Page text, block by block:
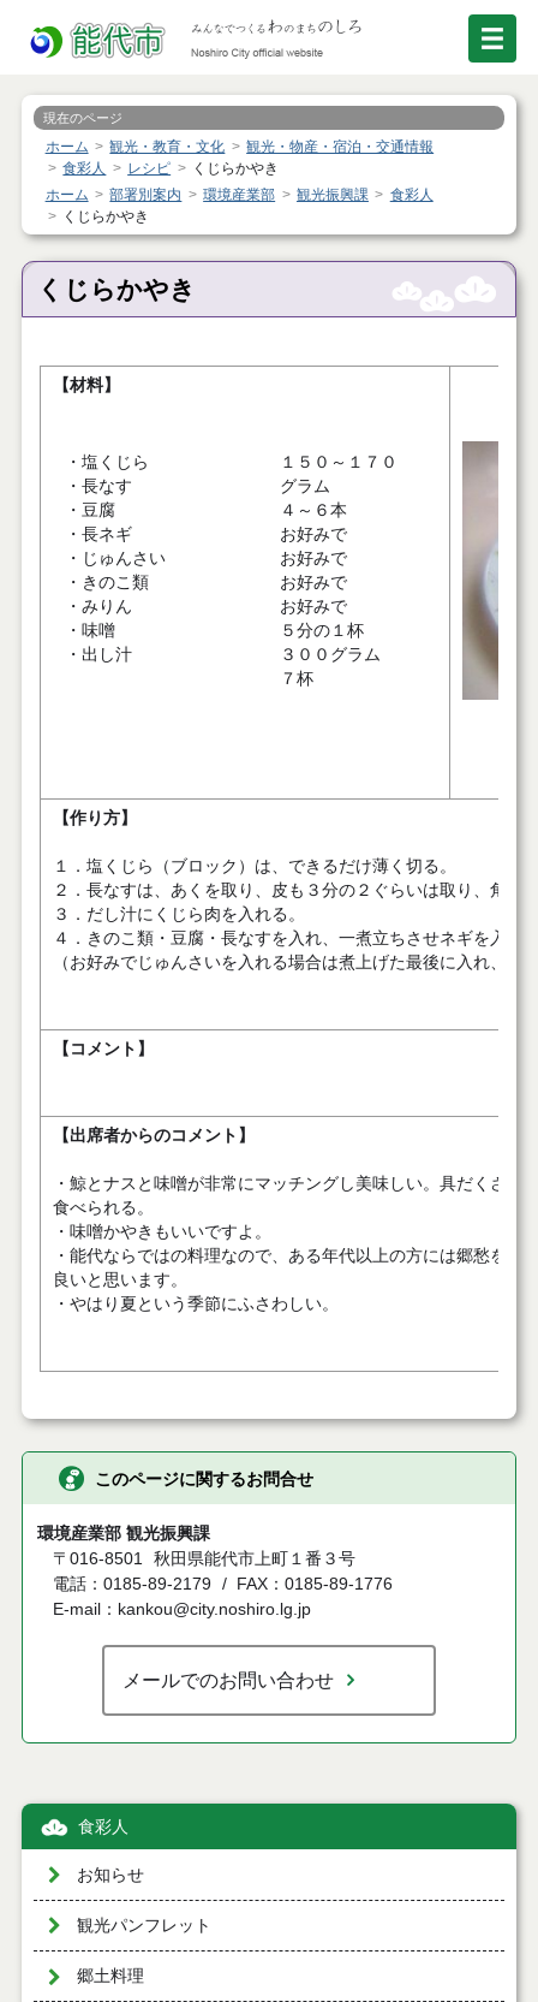
現在のページ
ホーム 観光・教育・文化
観光・物産・宿泊・交通情報
食彩人
レシピ
くじらかやき
ホーム
部署別案内 環境産業部 観光振興課
食彩人
くじらかやき
くじらかやき
【材料】
・塩くじら
・長なす
・豆腐
・長ネギ
・じゅんさい
・きのこ類
・みりん
・味噌
・出し汁
１５０～１７０
グラム
４～６本
お好みで
お好みで
お好みで
お好みで
５分の１杯
３００グラム
７杯
【作り方】
１．塩くじら（ブロック）は、できるだけ薄く切る。
２．長なすは、あくを取り、皮も３分の２ぐらいは取り、角長
３．だし汁にくじら肉を入れる。
４．きのこ類・豆腐・長なすを入れ、一煮立ちさせネギを入れ
（お好みでじゅんさいを入れる場合は煮上げた最後に入れ、す
【コメント】
【出席者からのコメント】
・鯨とナスと味噌が非常にマッチングし美味しい。具だくさん
食べられる。
・味噌かやきもいいですよ。
・能代ならではの料理なので、ある年代以上の方には郷愁を感
良いと思います。
・やはり夏という季節にふさわしい。
このページに関するお問合せ
環境産業部 観光振興課
〒016-8501 秋田県能代市上町１番３号
電話：0185-89-2179
FAX：0185-89-1776
E-mail：kankou@city.noshiro.lg.jp
メールでのお問い合わせ
食彩人
お知らせ
観光パンフレット
郷土料理